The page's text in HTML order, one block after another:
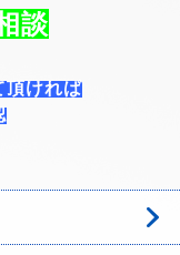
談
頂ければ